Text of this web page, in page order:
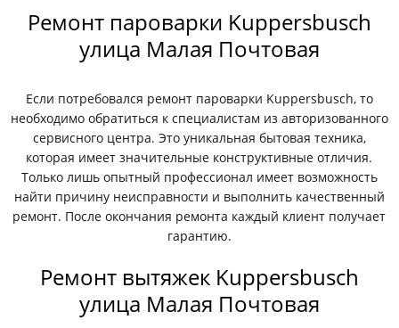
Ремонт пароварки Kuppersbusch
улица Малая Почтовая
Если потребовался ремонт пароварки Kuppersbusch, то
необходимо обратиться к специалистам из авторизованного
сервисного центра. Это уникальная бытовая техника,
которая имеет значительные конструктивные отличия.
Только лишь опытный профессионал имеет возможность
найти причину неисправности и выполнить качественный
ремонт. После окончания ремонта каждый клиент получает
гарантию.
Ремонт вытяжек Kuppersbusch
улица Малая Почтовая